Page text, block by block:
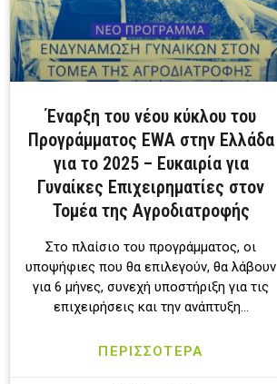
Έναρξη τoυ νέου κύκλου του
Προγράμματος EWA στην Ελλάδα
για το 2025 – Ευκαιρία για
Γυναίκες Επιχειρηματίες στον
Τομέα της Αγροδιατροφής
Στο πλαίσιο του προγράμματος, οι
υποψήφιες που θα επιλεγούν, θα λάβουν
για 6 μήνες, συνεχή υποστήριξη για τις
επιχειρήσεις και την ανάπτυξη…
ΠΕΡΙΣΣΟΤΕΡΑ